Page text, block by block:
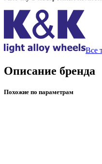
Все
Описание бренда
Похожие по параметрам